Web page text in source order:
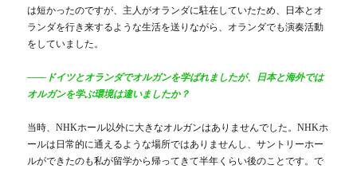
は短かったのですが、主人がオランダに駐在していたため、日本とオ
ランダを行き来するような生活を送りながら、オランダでも演奏活動
をしていました。
――ドイツとオランダでオルガンを学ばれましたが、日本と海外では
オルガンを学ぶ環境は違いましたか？
当時、NHKホール以外に大きなオルガンはありませんでした。NHKホ
ールは日常的に通えるような場所ではありませんし、サントリーホー
ルができたのも私が留学から帰ってきて半年くらい後のことです。で